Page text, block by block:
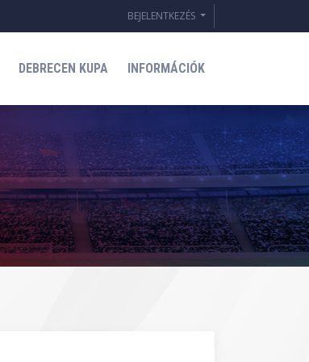
BEJELENTKEZÉS
DEBRECEN KUPA INFORMÁCIÓK